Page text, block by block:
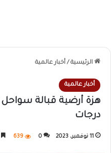
الرئيسية / أخبار عالمية
أخبار عالمية
درجات
11 نوفمبر، 2023 0
639